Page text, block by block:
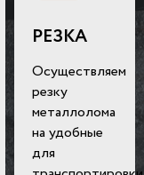
РЕЗКА
Осуществляем
резку
металлолома
на удобные
для